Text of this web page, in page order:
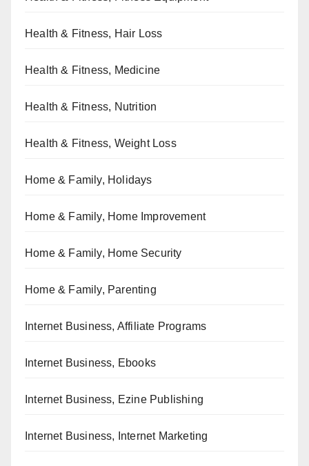
Health & Fitness, Hair Loss
Health & Fitness, Medicine
Health & Fitness, Nutrition
Health & Fitness, Weight Loss
Home & Family, Holidays
Home & Family, Home Improvement
Home & Family, Home Security
Home & Family, Parenting
Internet Business, Affiliate Programs
Internet Business, Ebooks
Internet Business, Ezine Publishing
Internet Business, Internet Marketing